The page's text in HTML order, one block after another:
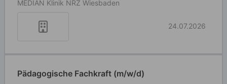
MEDIAN Klinik NRZ Wiesbaden
24.07.2026
Pädagogische Fachkraft (m/w/d)